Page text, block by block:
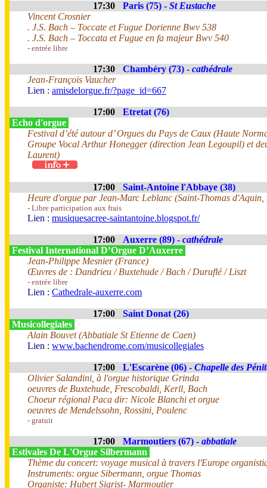
17:30 Paris (75) - St Eustache
Vincent Crosnier
. J.S. Bach – Toccate et Fugue Dorienne Bwv 538
. J.S. Bach – Toccata et Fugue en fa majeur Bwv 540
- entrée libre
17:30 Chambéry (73) - cathédrale
Jean-François Vaucher
Lien : amisdelorgue.fr/?page_id=667
17:00
Etretat (76)
Echo d'orgue
Festival d’été autour d’ Orgues du Pays de Caux (Haute
Groupe Vocal Arthur Honegger (direction Jean Legoupil) et
Laurent)
17:00
Saint-Antoine l'Abbaye (38)
Heure d'orgue par Jean-Marc Leblanc (Saint-Thomas d'Aquin,
- Libre participation aux frais
Lien : musiquesacree-saintantoine.blogspot.fr/
17:00 Auxerre (89) - cathédrale
Festival International D’Orgue D’Auxerre
Jean-Philippe Mesnier (France)
Œuvres de : Dandrieu / Buxtehude / Bach / Duruflé / Liszt
- entrée libre
Lien : Cathedrale-auxerre.com
17:00
Saint Donat (26)
Musicollegiales
Alain Bouvet (Abbatiale St Etienne de Caen)
Lien : www.bachendrome.com/musicollegiales
17:00 L'Escarène (06) - Chapelle des
Olivier Salandini, à l'orgue historique Grinda
oeuvres de Buxtehude, Frescobaldi, Kerll, Bach
Choeur régional Paca dir: Nicole Blanchi et orgue
oeuvres de Mendelssohn, Rossini, Poulenc
- gratuit
17:00 Marmoutiers (67) - abbatiale
Estivales De L'Orgue Silbermann
Thème du concert: voyage musical à travers l'Europe
Instruments: orgue Sibermann, orgue Thomas
Organiste: Hubert Sigrist- Marmoutier